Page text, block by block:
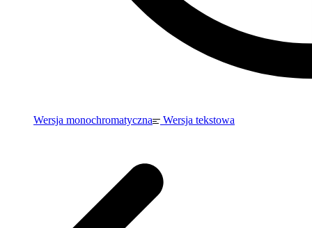
Wersja monochromatyczna Wersja tekstowa